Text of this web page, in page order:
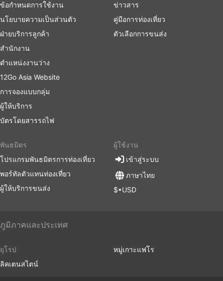
ข้อกำหนดการใช้งาน
นโยบายความเป็นส่วนตัว
ฝ่ายบริการลูกค้า
สำนักงาน
ตำแหน่งงานว่าง
12Go Asia Website
การจองแบบกลุ่ม
ผู้ให้บริการ
บัตรโดยสารรถไฟ
ข่าวสาร
คู่มือการท่องเที่ยว
ตัวเลือกการขนส่ง
พันธมิตร
โปรแกรมพันธมิตรการท่องเที่ยว
พอร์ทัลตัวแทนท่องเที่ยว
ผู้ให้บริการขนส่ง
ผู้ใช้งาน
เข้าสู่ระบบ
ภาษาไทย
$•USD
ภูมิภาคและประเทศ
ยุโรป
ลิคเตนสไตน์
หมู่เกาะแฟโร